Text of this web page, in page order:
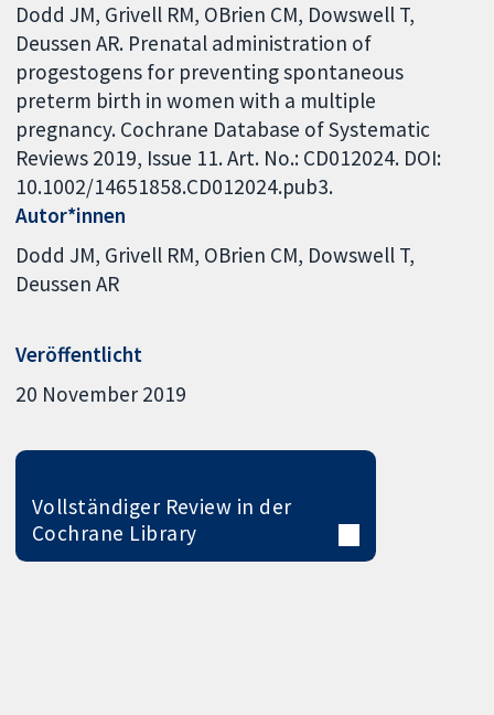
Dodd JM, Grivell RM, OBrien CM, Dowswell T,
Deussen AR. Prenatal administration of
progestogens for preventing spontaneous
preterm birth in women with a multiple
pregnancy. Cochrane Database of Systematic
Reviews 2019, Issue 11. Art. No.: CD012024. DOI:
10.1002/14651858.CD012024.pub3.
Autor*innen
Dodd JM Grivell RM OBrien CM Dowswell T
Deussen AR
Veröffentlicht
20 November 2019
Vollständiger Review in der
Cochrane Library